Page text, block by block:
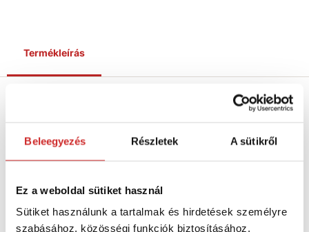
Beleegyezés Részletek A sütikről
Ez a weboldal sütiket használ
Sütiket használunk a tartalmak és hirdetések személyre
szabásához, közösségi funkciók biztosításához,
Termékleírás
SVXtoolsmárkájú süllyesztőfúró. Márkánk fúrói
kiváló minőségű, 66-68 HRC keménységű acélból
Jellemzők: